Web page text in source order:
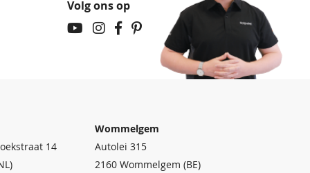
Volg ons op
14
Wommelgem
Autolei 315
2160 Wommelgem (BE)